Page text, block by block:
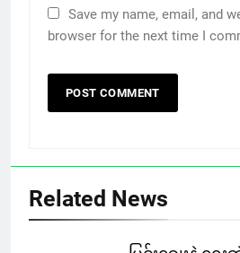
Save my name, email, and
browser for the next time I
Related News